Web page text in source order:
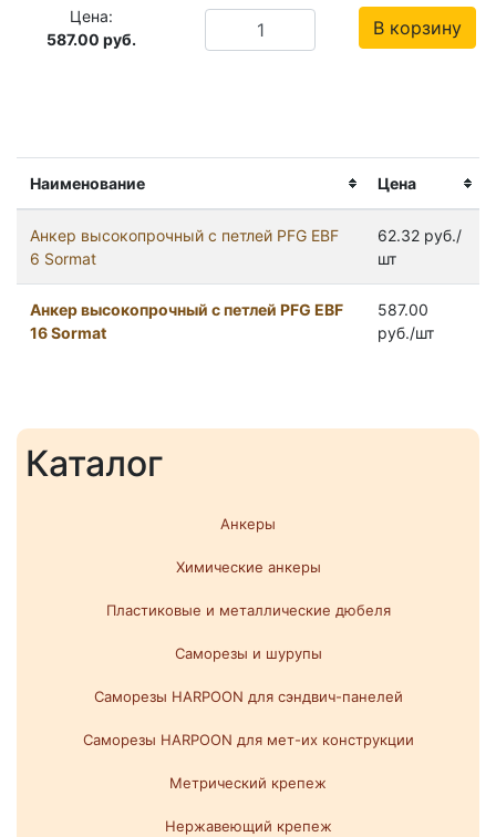
Каталог
Анкеры
Химические анкеры
Пластиковые и металлические дюбеля
Саморезы и шурупы
Саморезы HARPOON для сэндвич-панелей
Саморезы HARPOON для мет-их конструкции
Метрический крепеж
Нержавеющий крепеж
Наименование Цена
Анкер высокопрочный с петлей PFG ЕBF
6 Sormat
62.32 руб./
шт
Анкер высокопрочный с петлей PFG ЕBF
16 Sormat
587.00
руб./шт
Цена:
587.00 руб.
В корзину